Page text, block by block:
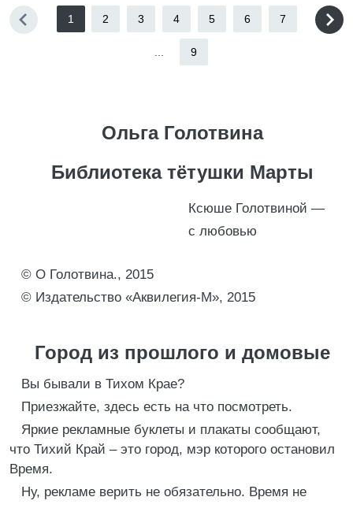
1 2 3 4 5 6 7
9
Ольга Голотвина
Библиотека тётушки Марты
Ксюше Голотвиной —
с любовью
© О Голотвина., 2015
© Издательство «Аквилегия-М», 2015
Город из прошлого и домовые
Вы бывали в Тихом Крае?
Приезжайте, здесь есть на что посмотреть.
Яркие рекламные буклеты и плакаты сообщают,
что Тихий Край – это город, мэр которого остановил
Время.
Ну, рекламе верить не обязательно. Время не